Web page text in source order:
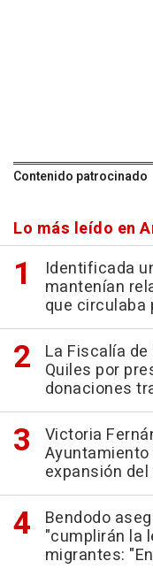
Contenido patrocinado
Lo más leído en
Identificada
mantenían
que circulaba
La Fiscalía
Quiles por
donaciones
Victoria
expansión
Bendodo
"cumplirán la
migrantes: